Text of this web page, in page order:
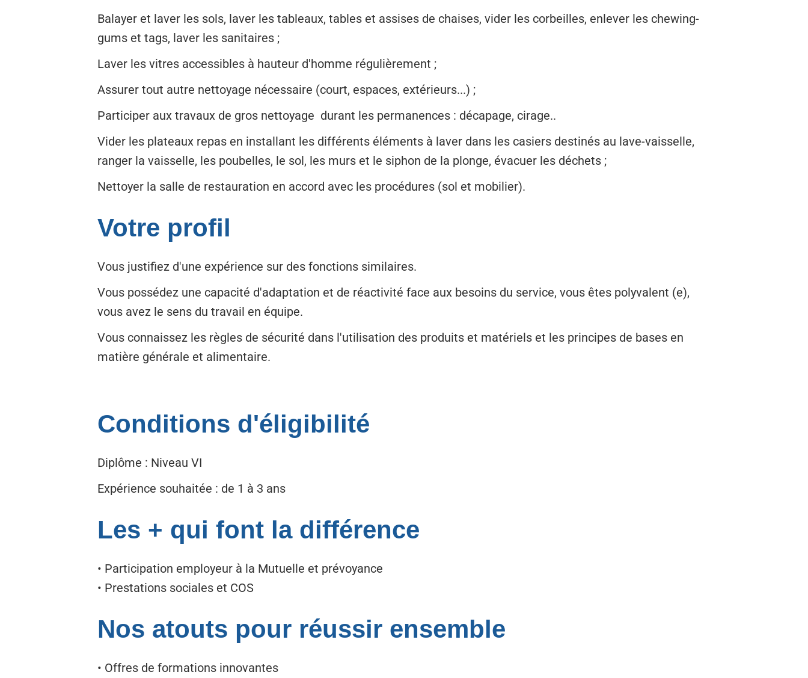
Balayer et laver les sols, laver les tableaux, tables et assises de chaises, vider les corbeilles, enlever les chewing-
gums et tags, laver les sanitaires ;
Laver les vitres accessibles à hauteur d'homme régulièrement ;
Assurer tout autre nettoyage nécessaire (court, espaces, extérieurs...) ;
Participer aux travaux de gros nettoyage durant les permanences : décapage, cirage..
Vider les plateaux repas en installant les différents éléments à laver dans les casiers destinés au lave-vaisselle,
ranger la vaisselle, les poubelles, le sol, les murs et le siphon de la plonge, évacuer les déchets ;
Nettoyer la salle de restauration en accord avec les procédures (sol et mobilier).
Votre profil
Vous justifiez d'une expérience sur des fonctions similaires.
Vous possédez une capacité d'adaptation et de réactivité face aux besoins du service, vous êtes polyvalent (e),
vous avez le sens du travail en équipe.
Vous connaissez les règles de sécurité dans l'utilisation des produits et matériels et les principes de bases en
matière générale et alimentaire.
Conditions d'éligibilité
Diplôme : Niveau VI
Expérience souhaitée : de 1 à 3 ans
Les + qui font la différence
• Participation employeur à la Mutuelle et prévoyance
• Prestations sociales et COS
Nos atouts pour réussir ensemble
• Offres de formations innovantes